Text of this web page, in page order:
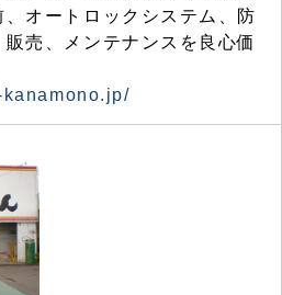
オートロックシステム、防
売、メンテナンスを良心価